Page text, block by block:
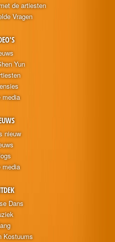
de artiesten
Vragen
Yun
media
nieuw
media
Dans
Kostuums